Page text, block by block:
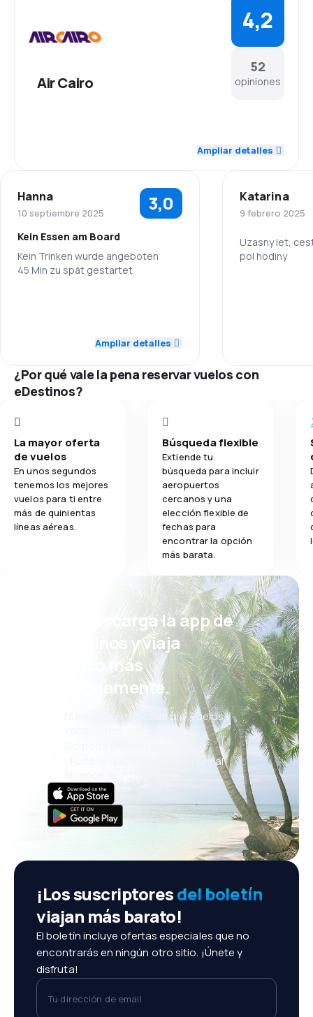
Air Cairo
52
opiniones
4,2
Red de conexiones 4,3
Precio del billete 3,9
Comodidad de viaje
Ampliar detalles
Hanna
10 septiembre 2025 3,0
Kein Essen am Board
Kein Trinken wurde angeboten
45 Min zu spät gestartet
3,0
Precio del billete 3,0
Transporte de equipaje 5,0
Comidas 1,0
Ampliar detalles
Katarina
9 febrero 2025
Uzasny let,
pol hodiny
Comodidad
Transporte
¿Por qué vale la pena reservar vuelos con
eDestinos?
La mayor oferta
de vuelos
En unos segundos
tenemos los mejores
vuelos para ti entre
más de quinientas
líneas aéreas.
Búsqueda flexible
Extiende tu
búsqueda para incluir
aeropuertos
cercanos y una
elección flexible de
fechas para
encontrar la opción
más barata.
¡Eh! Descarga la app de
eDestinos y viaja
incluso más
cómodamente.
Nuevas ofertas cada día: vuelos,
vacaciones, escapadas
Cómoda gestión de reservas
¡Todo lo que importa, siempre al
¡Los suscriptoresdel boletín
viajan más barato!
El boletín incluye ofertas especiales que no
encontrarás en ningún otro sitio. ¡Únete y
disfruta!
Tu dirección de email